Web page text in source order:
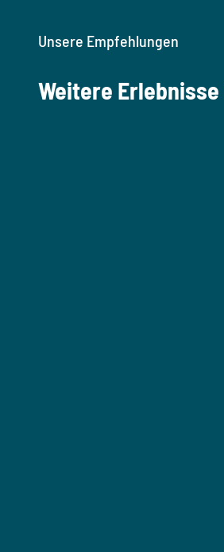
Unsere Empfehlungen
Weitere Erlebnisse